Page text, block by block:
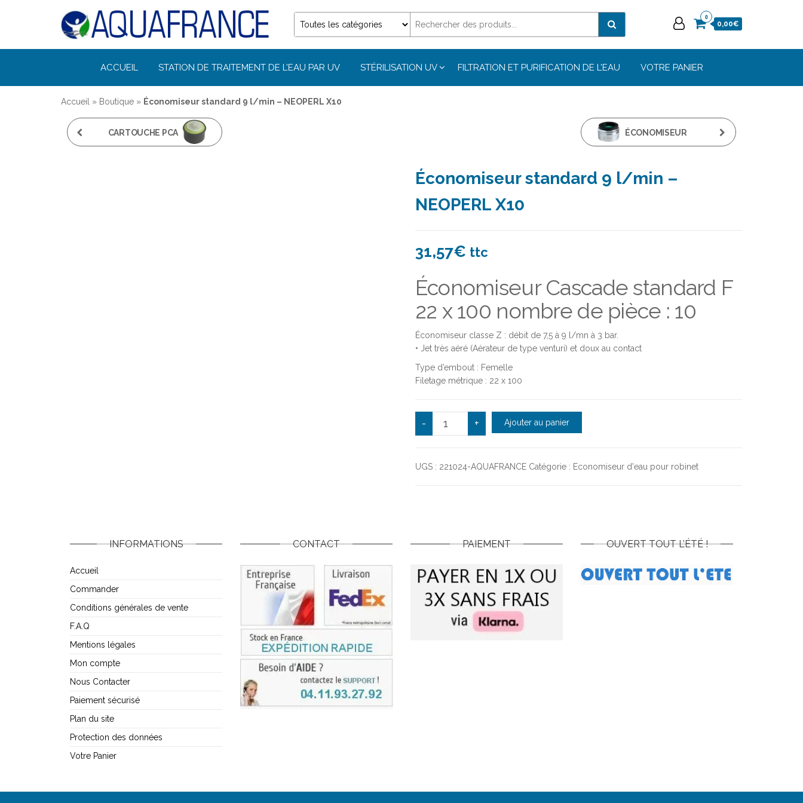
Désinfection
Uv de l'eau |
Filtration et
Potabilisation
0
0,00€
ACCUEIL STATION DE TRAITEMENT DE L’EAU PAR UV STÉRILISATION UV FILTRATION ET PURIFICATION DE L’EAU VOTRE PANIER
Accueil » Boutique » Économiseur standard 9 l/min – NEOPERL X10
CARTOUCHE PCA ÉCONOMISEUR
Économiseur standard 9 l/min –
NEOPERL X10
31,57€ ttc
Économiseur Cascade standard F
22 x 100 nombre de pièce : 10
Économiseur classe Z : débit de 7,5 à 9 l/mn à 3 bar.
• Jet très aéré (Aérateur de type venturi) et doux au contact
Type d’embout : Femelle
Filetage métrique : 22 x 100
- quantité de Économiseur standard 9 l/min - NEOPERL X10
+ Ajouter au panier
UGS : 221024-AQUAFRANCE Catégorie : Economiseur d'eau pour robinet
INFORMATIONS
Accueil
Commander
Conditions générales de vente
F.A.Q
Mentions légales
Mon compte
Nous Contacter
Paiement sécurisé
Plan du site
Protection des données
Votre Panier
CONTACT PAIEMENT OUVERT TOUT L’ÉTÉ !